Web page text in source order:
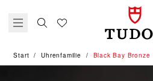
Start Uhrenfamilie Black Bay Bronze